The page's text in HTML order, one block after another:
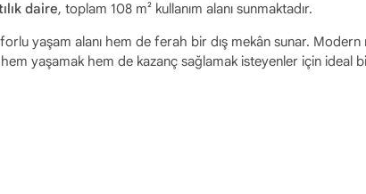
daire, toplam 108 m² kullanım alanı sunmaktadır.
yaşam alanı hem de ferah bir dış mekân sunar. Modern
yaşamak hem de kazanç sağlamak isteyenler için ideal